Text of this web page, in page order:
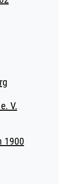
V.
1900